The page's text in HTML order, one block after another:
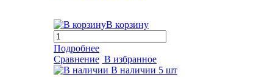
В корзину
Подробнее
Сравнение В избранное
В наличии 5 шт